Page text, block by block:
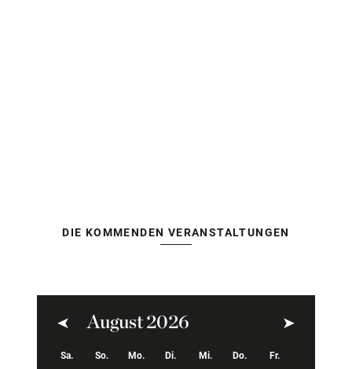
DIE KOMMENDEN VERANSTALTUNGEN
August 2026
Sa. So. Mo. Di. Mi. Do. Fr.
Zurück